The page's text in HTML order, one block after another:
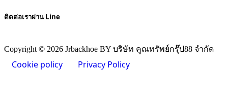
ติดต่อเราผ่าน Line
Copyright © 2026 Jrbackhoe BY บริษัท คูณทรัพย์กรุ๊ป88 จำกัด
Cookie policy Privacy Policy